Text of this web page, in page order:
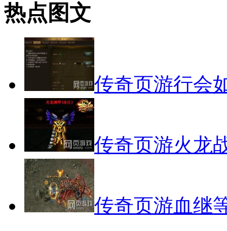
热点图文
传奇页游行会
传奇页游火龙
传奇页游血继